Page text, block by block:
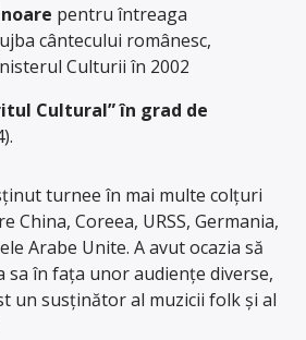
pentru întreaga
cântecului românesc,
Culturii în 2002
Cultural” în grad de
turnee în mai multe colțuri
China, Coreea, URSS, Germania,
Arabe Unite. A avut ocazia să
sa în fața unor audiențe diverse,
un susținător al muzicii folk și al